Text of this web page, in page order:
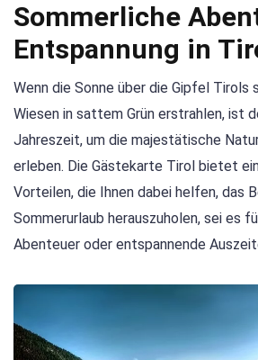
Sommerliche
Entspannung in
Wenn die Sonne über die Gipfel Tirols
Wiesen in sattem Grün erstrahlen, ist
Jahreszeit, um die majestätische
erleben. Die Gästekarte Tirol bietet
Vorteilen, die Ihnen dabei helfen, das
Sommerurlaub herauszuholen, sei es
Abenteuer oder entspannende